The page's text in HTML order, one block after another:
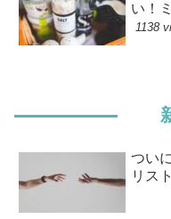
い！
1138
つい
リス